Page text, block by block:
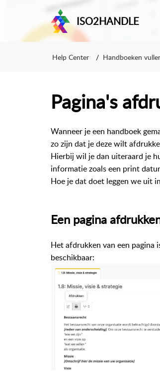
ISO2HANDLE
Help Center Handboeken
Pagina's
Wanneer je een handboek
zo zijn dat je deze wilt
Hierbij wil je dan uiteraard je
informatie zoals een print
Hoe je dat doet leggen we uit
Een pagina
Het afdrukken van een pagina
beschikbaar: